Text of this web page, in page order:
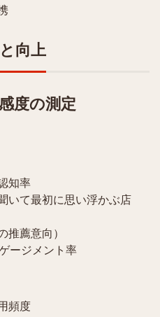
向上
度の測定
知率
いて最初に思い浮かぶ店
推薦意向）
ージメント率
頻度